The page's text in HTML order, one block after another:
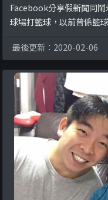
Facebook分享假新聞同
球場打籃球，以前曾係籃
最後更新：2020-02-06